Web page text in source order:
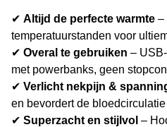
✔ Altijd de perfecte warmte –
temperatuurstanden voor
✔ Overal te gebruiken –
met powerbanks, geen
✔ Verlicht nekpijn &
en bevordert de bloedcirculatie
✔ Superzacht en stijlvol –